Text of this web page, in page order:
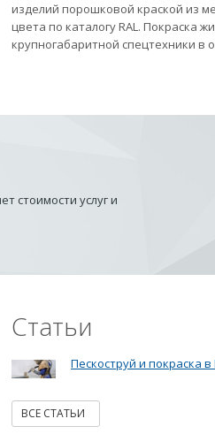
изделий порошковой краской из
цвета по каталогу RAL. Покраска
крупногабаритной спецтехники
стоимости услуг и
Статьи
Пескоструй и покраска
ВСЕ СТАТЬИ